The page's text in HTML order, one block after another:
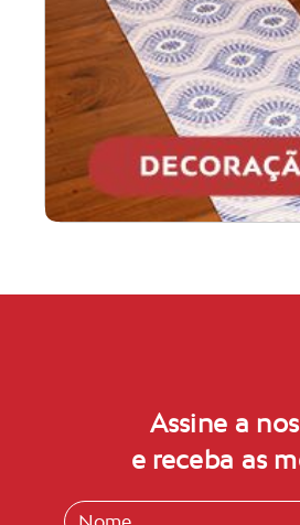
Assine a
e receba as